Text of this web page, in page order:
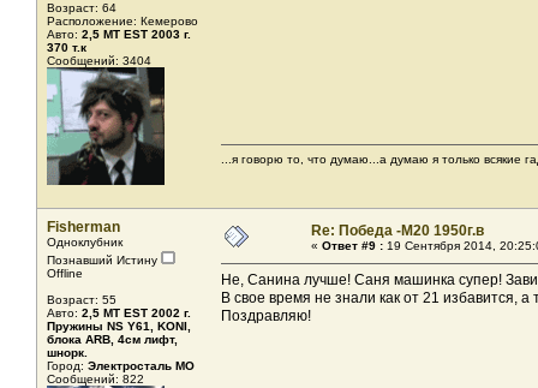
Возраст: 64
Расположение: Кемерово
Авто: 2,5 МТ EST 2003 г.
370 т.к
Сообщений: 3404
...я говорю то, что думаю...а думаю я только всякие
Fisherman
Одноклубник
Познавший Истину
Offline
Возраст: 55
Авто: 2,5 MT EST 2002 г.
Пружины NS Y61, KONI,
блока ARB, 4см лифт,
шнорк.
Город: Электросталь МО
Сообщений: 822
Re: Победа -М20 1950г.в
« Ответ #9 : 19 Сентября 2014,
Не, Санина лучше! Саня машинка супер!
В свое время не знали как от 21 избавится, а
Поздравляю!